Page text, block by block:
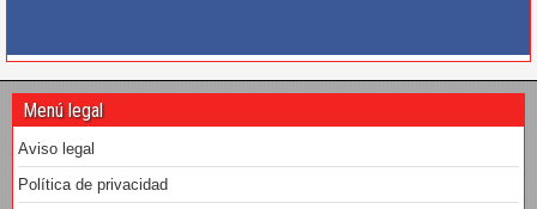
Menú legal
Aviso legal
Política de privacidad